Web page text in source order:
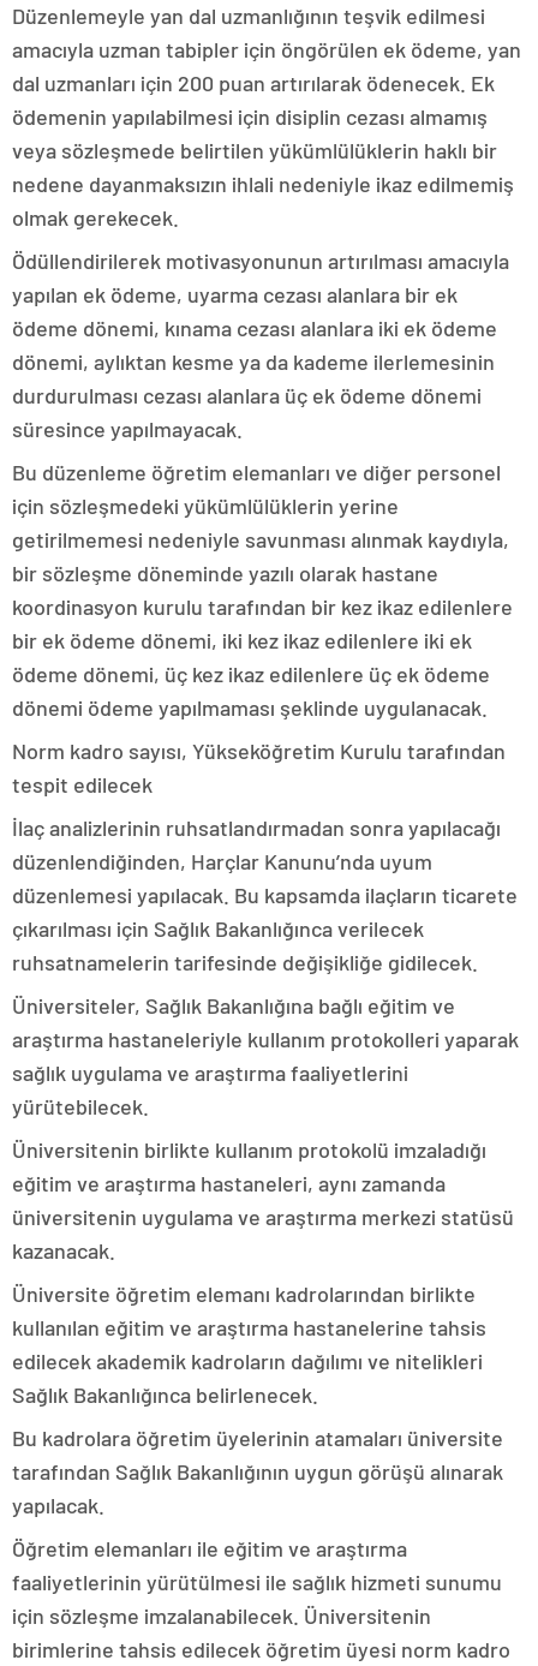
Düzenlemeyle yan dal uzmanlığının teşvik edilmesi
amacıyla uzman tabipler için öngörülen ek ödeme, yan
dal uzmanları için 200 puan artırılarak ödenecek. Ek
ödemenin yapılabilmesi için disiplin cezası almamış
veya sözleşmede belirtilen yükümlülüklerin haklı bir
nedene dayanmaksızın ihlali nedeniyle ikaz edilmemiş
olmak gerekecek.
Ödüllendirilerek motivasyonunun artırılması amacıyla
yapılan ek ödeme, uyarma cezası alanlara bir ek
ödeme dönemi, kınama cezası alanlara iki ek ödeme
dönemi, aylıktan kesme ya da kademe ilerlemesinin
durdurulması cezası alanlara üç ek ödeme dönemi
süresince yapılmayacak.
Bu düzenleme öğretim elemanları ve diğer personel
için sözleşmedeki yükümlülüklerin yerine
getirilmemesi nedeniyle savunması alınmak kaydıyla,
bir sözleşme döneminde yazılı olarak hastane
koordinasyon kurulu tarafından bir kez ikaz edilenlere
bir ek ödeme dönemi, iki kez ikaz edilenlere iki ek
ödeme dönemi, üç kez ikaz edilenlere üç ek ödeme
dönemi ödeme yapılmaması şeklinde uygulanacak.
Norm kadro sayısı, Yükseköğretim Kurulu tarafından
tespit edilecek
İlaç analizlerinin ruhsatlandırmadan sonra yapılacağı
düzenlendiğinden, Harçlar Kanunu’nda uyum
düzenlemesi yapılacak. Bu kapsamda ilaçların ticarete
çıkarılması için Sağlık Bakanlığınca verilecek
ruhsatnamelerin tarifesinde değişikliğe gidilecek.
Üniversiteler, Sağlık Bakanlığına bağlı eğitim ve
araştırma hastaneleriyle kullanım protokolleri yaparak
sağlık uygulama ve araştırma faaliyetlerini
yürütebilecek.
Üniversitenin birlikte kullanım protokolü imzaladığı
eğitim ve araştırma hastaneleri, aynı zamanda
üniversitenin uygulama ve araştırma merkezi statüsü
kazanacak.
Üniversite öğretim elemanı kadrolarından birlikte
kullanılan eğitim ve araştırma hastanelerine tahsis
edilecek akademik kadroların dağılımı ve nitelikleri
Sağlık Bakanlığınca belirlenecek.
Bu kadrolara öğretim üyelerinin atamaları üniversite
tarafından Sağlık Bakanlığının uygun görüşü alınarak
yapılacak.
Öğretim elemanları ile eğitim ve araştırma
faaliyetlerinin yürütülmesi ile sağlık hizmeti sunumu
için sözleşme imzalanabilecek. Üniversitenin
birimlerine tahsis edilecek öğretim üyesi norm kadro